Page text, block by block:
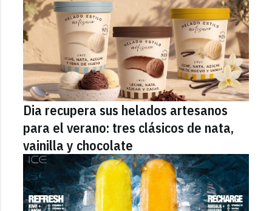
Dia recupera sus helados artesanos
para el verano: tres clásicos de nata,
vainilla y chocolate